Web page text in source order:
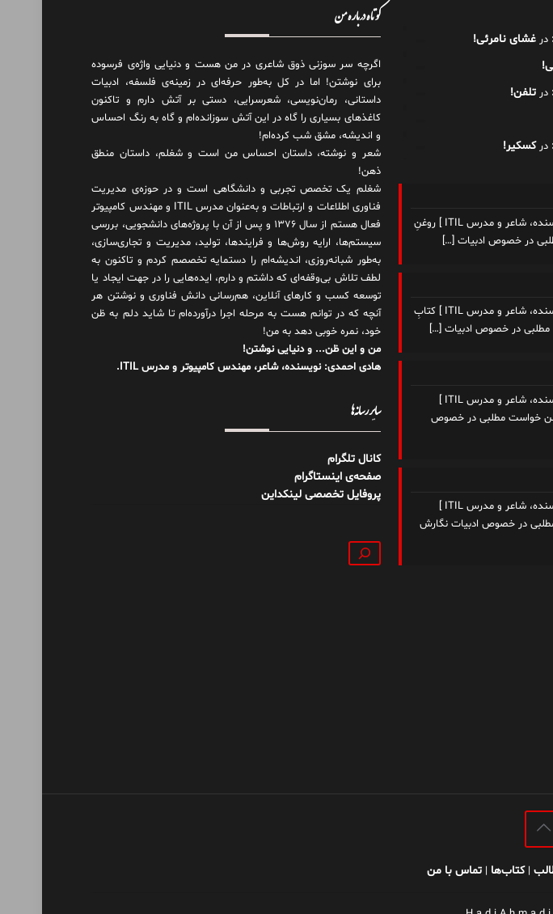
درغشای نامرئی!
درتلفن!
درکسکیر!
هادی احمدی (سروش): [ نویسنده، شاعر و مدرس ITIL ] روغنِ
در خصوص ادبیات […]
هادی احمدی (سروش): [ نویسنده، شاعر و مدرس ITIL ] کتابِ
مطلبی در خصوص ادبیات […]
هادی احمدی (سروش): [ نویسنده، شاعر و مدرس ITIL ]
خواست مطلبی در خصوص
هادی احمدی (سروش): [ نویسنده، شاعر و مدرس ITIL ]
در خصوص ادبیات نگارش
کوتاه درباره من
اگرچه سر سوزنی ذوق شاعری در من هست و دنیایی واژه‌‌ی فرسوده
برای نوشتن! اما در کل به‌طور حرفه‌ای در زمینه‌ی فلسفه، ادبیات
داستانی، رمان‌نویسی، شعرسرایی، دستی بر آتش دارم و تاکنون
کاغذهای بسیاری را گاه در این آتش سوزانده‌ام و گاه به رنگ احساس
و اندیشه، مشق شب کرده‌ام!
شعر و نوشته، داستان احساس من است و شغلم، داستان منطق
ذهن!
شغلم یک تخصص تجربی و دانشگاهی است و در حوزه‌ی مدیریت
فناوری اطلاعات و ارتباطات و به‌عنوان مدرس ITIL و مهندس کامپیوتر
فعال هستم از سال ۱۳۷۶ و پس از آن با پروژه‌های دانشجویی، بررسی
سیستم‌ها، ارایه روش‌ها و فرایندها، تولید، مدیریت و تجاری‌سازی،
به‌طور شبانه‌روزی، اندیشه‌ام را دستمایه تخصصم کردم و تاکنون به
لطف تلاش بی‌وقفه‌ای که داشتم و دارم، اید‌ه‌هایی را در جهت ایجاد یا
توسعه کسب و کارهای آنلاین، هم‌رسانی دانش فناوری و نوشتن هر
آنچه که در توانم هست به مرحله اجرا درآورده‌ام تا شاید دلم به ظن
خود، نمره خوبی دهد به من!
من و این ظن... و دنیایی نوشتن!
هادی احمدی: نویسنده، شاعر، مهندس کامپیوتر و مدرس ITIL.
سایر رسانه‌ها
کانال تلگرام
صفحه‌ی اینستاگرام
پروفایل تخصصی لینکداین
جستجو
|کتاب‌ها |تماس با من